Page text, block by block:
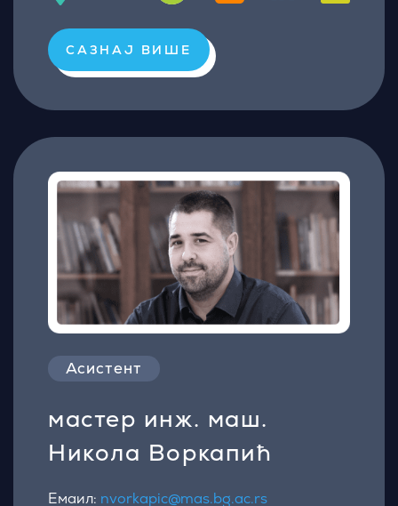
САЗНАЈ ВИШЕ
Асистент
мастер инж. маш.
Никола Воркапић
Емаил: nvorkapic@mas.bg.ac.rs